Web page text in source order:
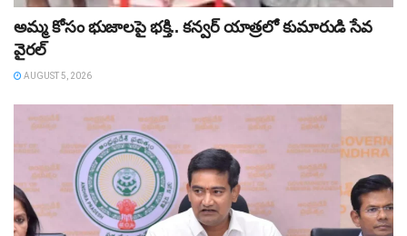
అమ్మ కోసం భుజాలపై భక్తి.. కన్వర్‌ యాత్రలో కుమారుడి సేవ
వైరల్
AUGUST 5, 2026